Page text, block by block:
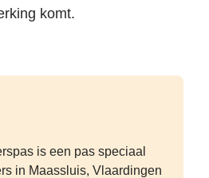
komt.
is een pas speciaal
in Maassluis, Vlaardingen